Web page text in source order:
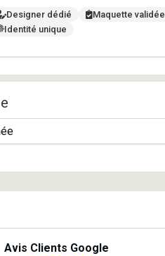
Designer dédié Maquette validée
Identité unique
Avis Clients Google